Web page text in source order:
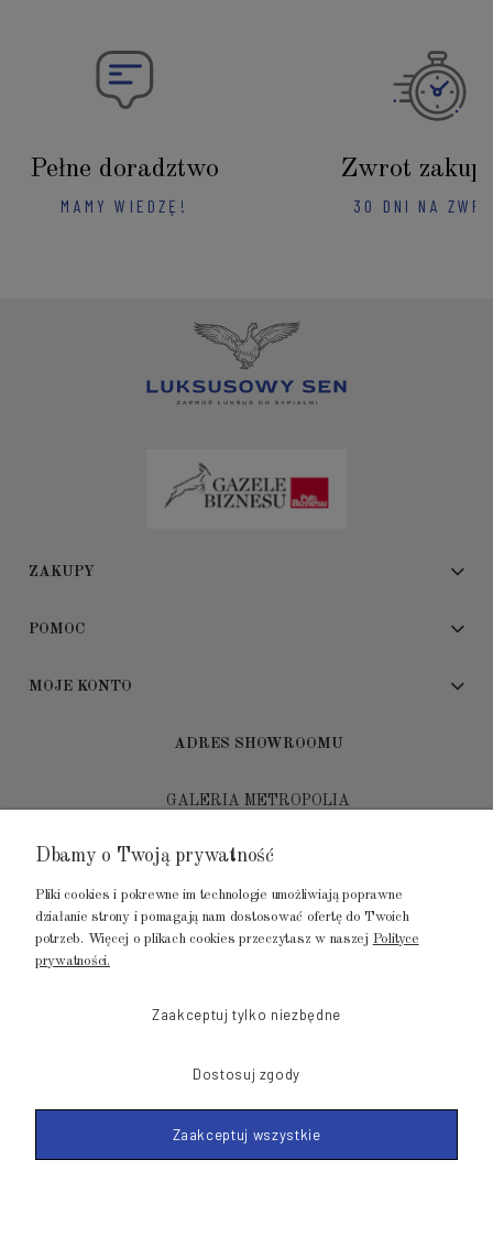
Pełne doradztwo
MAMY WIEDZĘ!
Zwrot
30 DNI NA
ZAKUPY
POMOC
MOJE KONTO
ADRES SHOWROOMU
GALERIA METROPOLIA
80-452 Gdańsk
tel.: 502 104 104
mail: biuro@luksusowysen.pl
Made with
Dbamy o Twoją prywatność
Pliki cookies i pokrewne im technologie umożliwiają poprawne
działanie strony i pomagają nam dostosować ofertę do Twoich
potrzeb. Więcej o plikach cookies przeczytasz w naszej Polityce
prywatności.
Zaakceptuj tylko niezbędne
Dostosuj zgody
Zaakceptuj wszystkie